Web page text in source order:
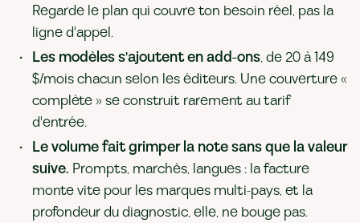
Regarde le plan qui couvre ton besoin réel, pas la
ligne d'appel.
Les modèles s'ajoutent en add-ons, de 20 à 149
$/mois chacun selon les éditeurs. Une couverture «
complète » se construit rarement au tarif
d'entrée.
Le volume fait grimper la note sans que la valeur
suive. Prompts, marchés, langues : la facture
monte vite pour les marques multi-pays, et la
profondeur du diagnostic, elle, ne bouge pas.